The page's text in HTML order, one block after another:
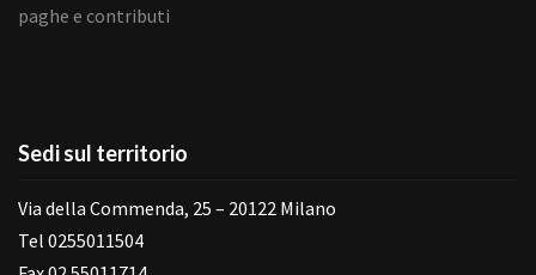
paghe e contributi
Sedi sul territorio
Via della Commenda, 25 – 20122 Milano
Tel 0255011504